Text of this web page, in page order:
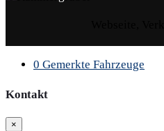
0 Gemerkte Fahrzeuge
Kontakt
×